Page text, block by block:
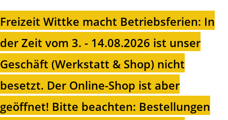
Freizeit Wittke macht Betriebsferien: In
der Zeit vom 3. - 14.08.2026 ist unser
Geschäft (Werkstatt & Shop) nicht
besetzt. Der Online-Shop ist aber
geöffnet! Bitte beachten: Bestellungen